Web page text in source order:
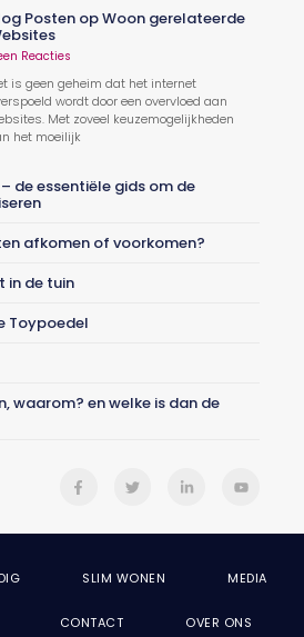
Posten op Woon gerelateerde
Reacties
is geen geheim dat het internet
wordt door een overvloed aan
Met zoveel keuzemogelijkheden
het moeilijk
de essentiële gids om de
afkomen of voorkomen?
in de tuin
Toypoedel
waarom? en welke is dan de
SLIM WONEN MEDIA
CONTACT OVER ONS